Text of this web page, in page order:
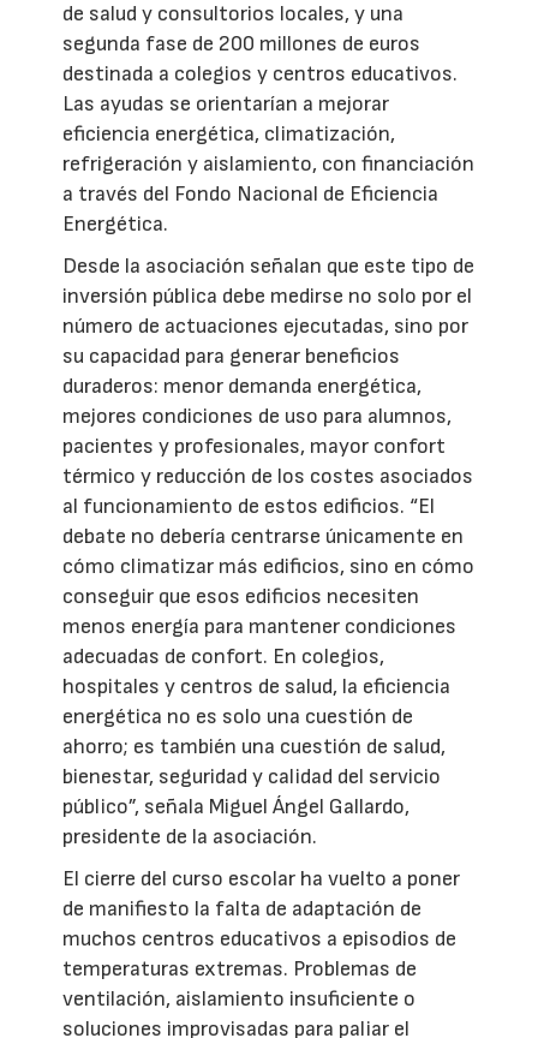
de salud y consultorios locales, y una
segunda fase de 200 millones de euros
destinada a colegios y centros educativos.
Las ayudas se orientarían a mejorar
eficiencia energética, climatización,
refrigeración y aislamiento, con financiación
a través del Fondo Nacional de Eficiencia
Energética.
Desde la asociación señalan que este tipo de
inversión pública debe medirse no solo por el
número de actuaciones ejecutadas, sino por
su capacidad para generar beneficios
duraderos: menor demanda energética,
mejores condiciones de uso para alumnos,
pacientes y profesionales, mayor confort
térmico y reducción de los costes asociados
al funcionamiento de estos edificios. “El
debate no debería centrarse únicamente en
cómo climatizar más edificios, sino en cómo
conseguir que esos edificios necesiten
menos energía para mantener condiciones
adecuadas de confort. En colegios,
hospitales y centros de salud, la eficiencia
energética no es solo una cuestión de
ahorro; es también una cuestión de salud,
bienestar, seguridad y calidad del servicio
público”, señala Miguel Ángel Gallardo,
presidente de la asociación.
El cierre del curso escolar ha vuelto a poner
de manifiesto la falta de adaptación de
muchos centros educativos a episodios de
temperaturas extremas. Problemas de
ventilación, aislamiento insuficiente o
soluciones improvisadas para paliar el